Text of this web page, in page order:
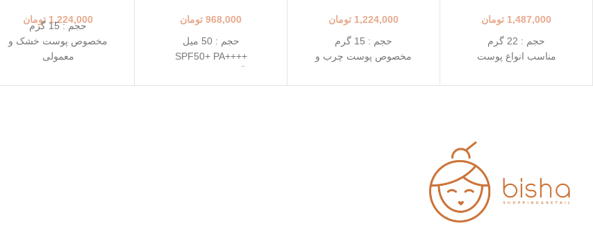
1,487,000 تومان
حجم : 22 گرم
مناسب انواع پوست
استفاده آسان و قابل حمل
1,224,000 تومان
حجم : 15 گرم
مخصوص پوست چرب و
+++SPF50+ PA
968,000 تومان
حجم : 50 میل
++++SPF50+ PA
انواع پوست
1,224,000 تومان
حجم : 15 گرم
مخصوص پوست خشک و
معمولی
رنگ 23 (Natural Beige - بژ